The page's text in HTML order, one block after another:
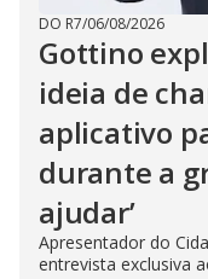
DO R7/06/08/2026
Gottino
ideia de
aplicativo
durante a
ajudar’
Apresentador do
entrevista exclusiva